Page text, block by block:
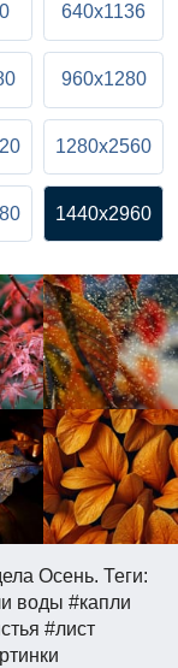
Осень. Теги:
воды #капли
#лист
640x1136
960x1280
1280x2560
1440x2960